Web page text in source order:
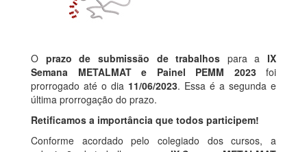
O prazo de submissão de trabalhos para a IX
Semana METALMAT e Painel PEMM 2023foi
prorrogado até o dia 11/06/2023. Essa é a segunda e
última prorrogação do prazo.
Retificamos a importância que todos participem!
Conforme acordado pelo colegiado dos cursos, a